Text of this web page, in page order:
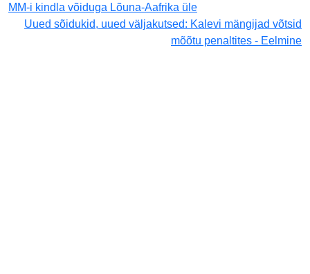
MM-i kindla võiduga Lõuna-Aafrika üle
Uued sõidukid, uued väljakutsed: Kalevi mängijad võtsid
mõõtu penaltites - Eelmine